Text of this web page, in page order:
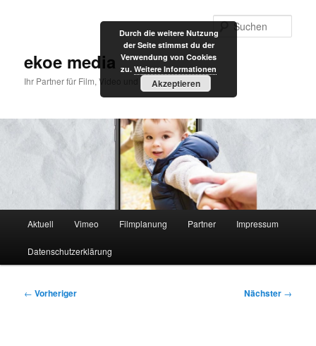
ekoe media
Ihr Partner für Film, Video und Internet
Aktuell Vimeo Filmplanung Partner Impressum
Datenschutzerklärung
Beitragsnavigation
← Vorheriger Nächster →
Durch die weitere Nutzung
der Seite stimmst du der
Verwendung von Cookies
zu. Weitere Informationen
Akzeptieren